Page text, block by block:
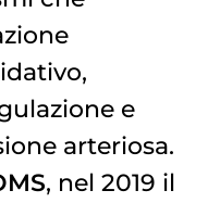
e
arteriosa.
, nel 2019 il